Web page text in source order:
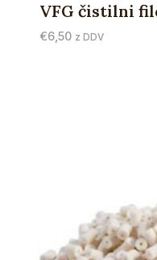
VFG čistilni
€6,50 z DDV